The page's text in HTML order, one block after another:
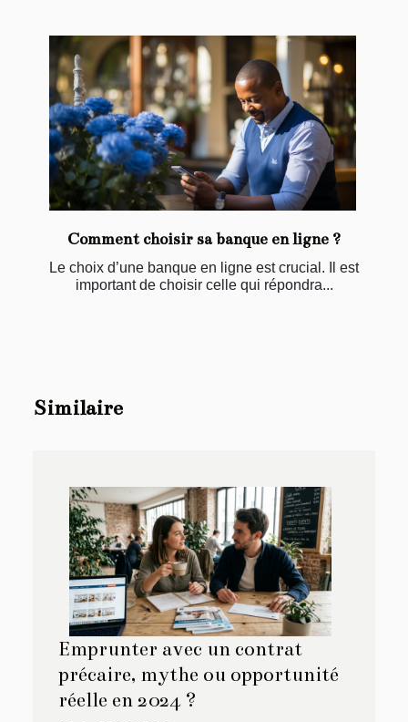
Comment choisir sa banque en ligne ?
Le choix d’une banque en ligne est crucial. Il est
important de choisir celle qui répondra...
Similaire
Emprunter avec un contrat
précaire, mythe ou opportunité
réelle en 2024 ?